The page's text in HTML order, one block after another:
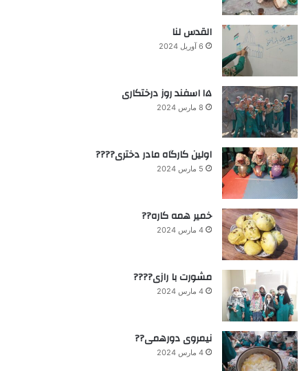
القدس لنا
6 آوریل 2024
۱۵ اسفند روز درختکاری
8 مارس 2024
اولین کارگاه مادر دختری????
5 مارس 2024
خمیر همه کاره??
4 مارس 2024
مشورت با رازی????
4 مارس 2024
نیمروی دورهمی??
4 مارس 2024